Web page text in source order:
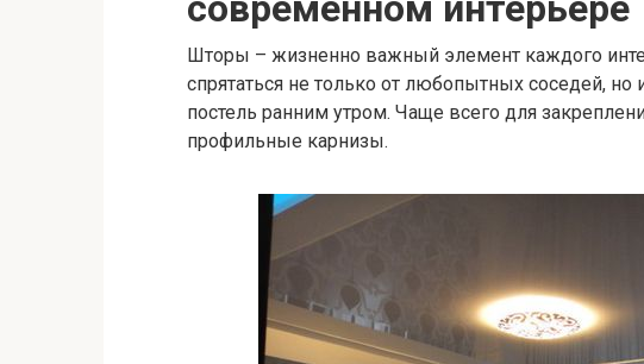
Шторы – жизненно важный элемент каждого
спрятаться не только от любопытных соседей,
постель ранним утром. Чаще всего для
профильные карнизы.